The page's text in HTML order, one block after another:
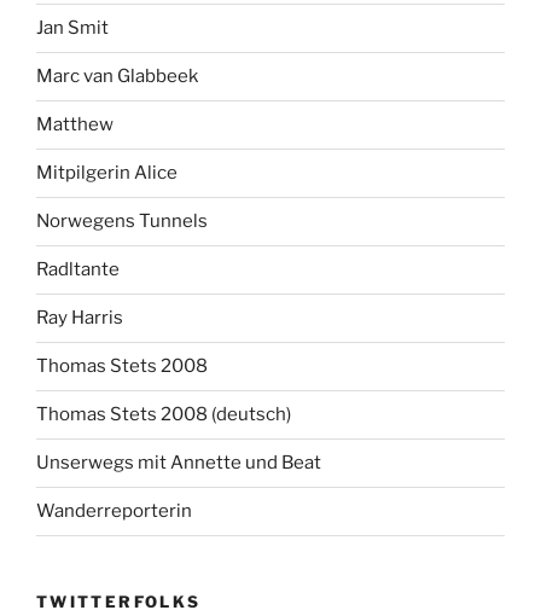
Jan Smit
Marc van Glabbeek
Matthew
Mitpilgerin Alice
Norwegens Tunnels
Radltante
Ray Harris
Thomas Stets 2008
Thomas Stets 2008 (deutsch)
Unserwegs mit Annette und Beat
Wanderreporterin
TWITTERFOLKS